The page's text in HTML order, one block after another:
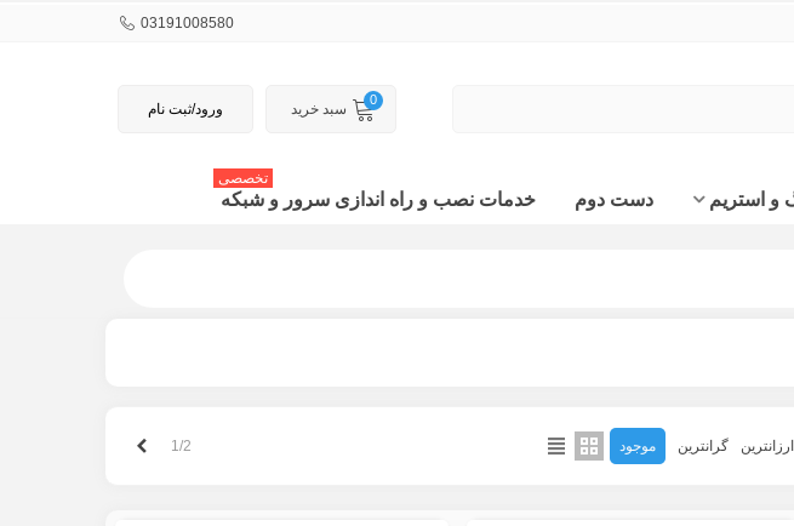
03191008580
0
سبد خرید ورود/ثبت نام
و استریم دست دوم خدمات نصب و راه اندازی سرور و شبکه
تخصصی
ارزانترین گرانترین موجود 1/2